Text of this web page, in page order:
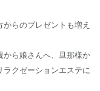
らのプレゼントも増え
から娘さんへ、旦那様か
クゼーションエステに